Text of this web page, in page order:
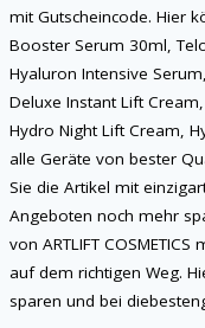
mit Gutscheincode. Hier
Booster Serum 30ml,
Hyaluron Intensive
Deluxe Instant Lift
Hydro Night Lift Cream,
alle Geräte von bester
Sie die Artikel mit
Angeboten noch mehr
von ARTLIFT
auf dem richtigen Weg.
sparen und bei